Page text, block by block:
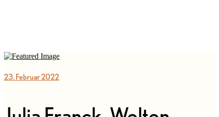
23. Februar 2022